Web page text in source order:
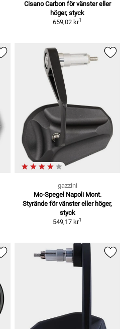
Cisano Carbon för vänster eller
höger, styck
659,02 kr1
gazzini
Mc-Spegel Napoli Mont.
Styrände för vänster eller höger,
styck
549,17 kr1